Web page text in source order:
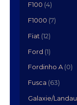
F100 (4)
F1000 (7)
Fiat (12)
Ford (1)
Fordinho A (0)
Fusca (63)
Galaxie/Landau